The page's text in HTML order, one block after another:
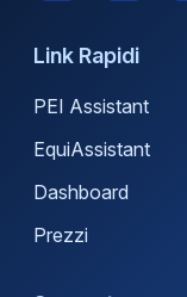
Link Rapidi
PEI Assistant
EquiAssistant
Dashboard
Prezzi